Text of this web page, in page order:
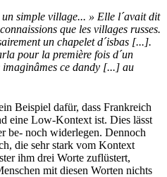
simple village... » Elle l´avait dit
que les villages russes.
un chapelet d´isbas [...].
pour la première fois d´un
ce dandy [...] au
Beispiel dafür, dass Frankreich
eine Low-Kontext ist. Dies lässt
be- noch widerlegen. Dennoch
die sehr stark vom Kontext
ihm drei Worte zuflüstert,
mit diesen Worten nichts